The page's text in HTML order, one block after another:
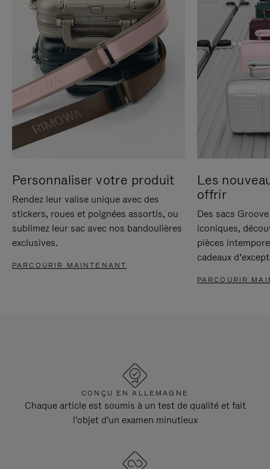
Personnaliser votre produit
Rendez leur valise unique avec des
stickers, roues et poignées assortis, ou
sublimez leur sac avec nos bandoulières
exclusives.
PARCOURIR MAINTENANT
Les
offrir
Des sacs
iconiques,
pièces
cadeaux
PARCOURIR
CONÇU EN ALLEMAGNE
Chaque article est soumis à un test de qualité et fait
l'objet d'un examen minutieux